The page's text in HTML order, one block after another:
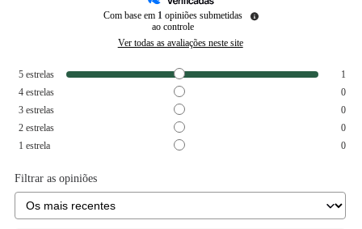
Com base em 1 opiniões submetidas
ao controle
Ver todas as avaliações neste site
5 estrelas
1
4 estrelas
0
3 estrelas
0
2 estrelas
0
1 estrela 0
Filtrar as opiniões